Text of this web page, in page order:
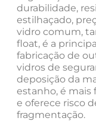
durabilidade,
estilhaçado,
vidro comum,
float, é a
fabricação de
vidros de
deposição da
estanho, é mais
e oferece risco
fragmentação.